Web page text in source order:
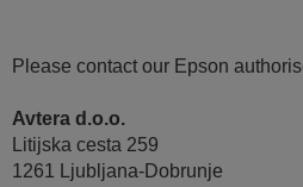
Please contact our Epson
Avtera d.o.o.
Litijska cesta 259
1261 Ljubljana-Dobrunje